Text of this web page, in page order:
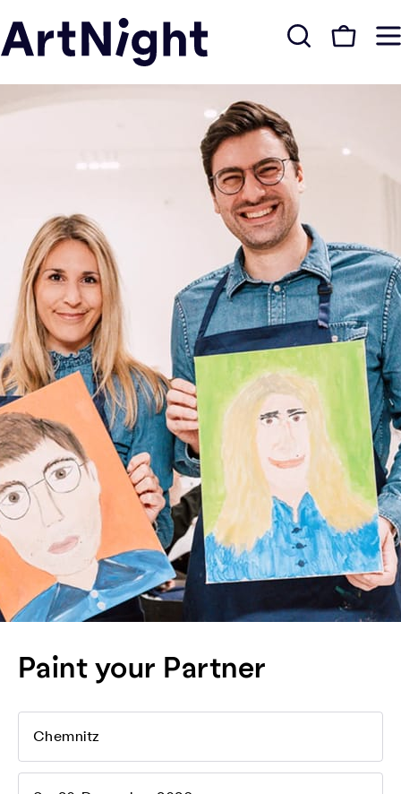
Paint your Partner
Chemnitz